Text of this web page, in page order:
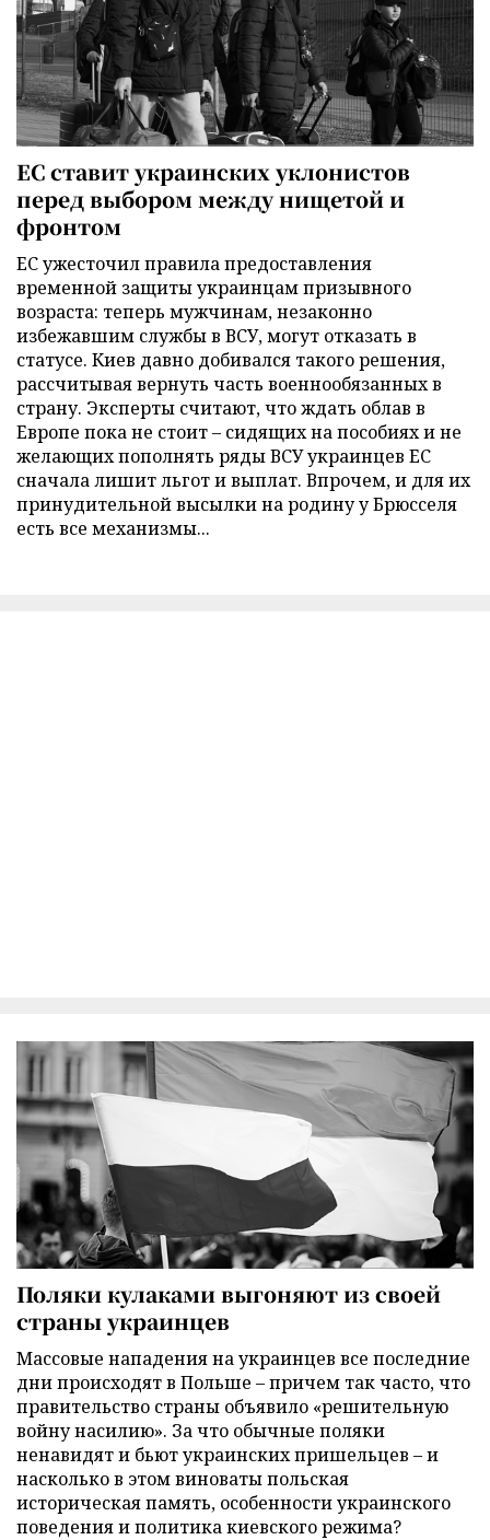
ЕС ставит украинских уклонистов
перед выбором между нищетой и
фронтом
ЕС ужесточил правила предоставления
временной защиты украинцам призывного
возраста: теперь мужчинам, незаконно
избежавшим службы в ВСУ, могут отказать в
статусе. Киев давно добивался такого решения,
рассчитывая вернуть часть военнообязанных в
страну. Эксперты считают, что ждать облав в
Европе пока не стоит – сидящих на пособиях и не
желающих пополнять ряды ВСУ украинцев ЕС
сначала лишит льгот и выплат. Впрочем, и для их
принудительной высылки на родину у Брюсселя
есть все механизмы...
Поляки кулаками выгоняют из своей
страны украинцев
Массовые нападения на украинцев все последние
дни происходят в Польше – причем так часто, что
правительство страны объявило «решительную
войну насилию». За что обычные поляки
ненавидят и бьют украинских пришельцев – и
насколько в этом виноваты польская
историческая память, особенности украинского
поведения и политика киевского режима?